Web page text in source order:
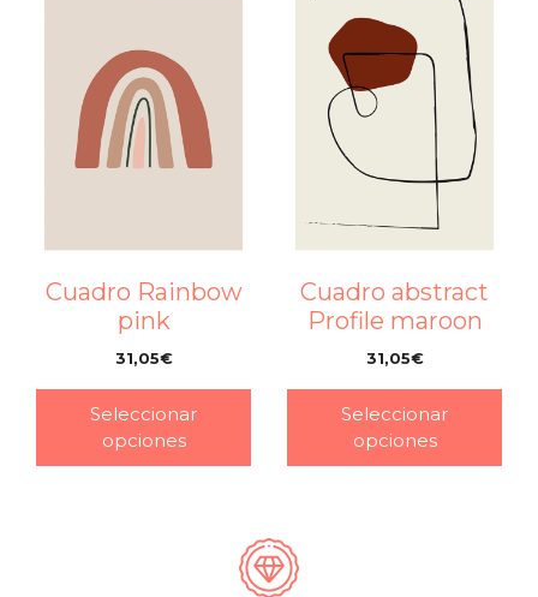
Cuadro Rainbow
pink
31,05€
Seleccionar
opciones
Cuadro abstract
Profile maroon
31,05€
Seleccionar
opciones